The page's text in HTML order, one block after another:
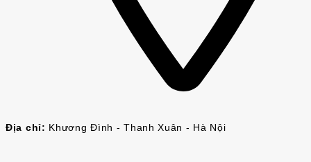
Địa chỉ: Khương Đình - Thanh Xuân - Hà Nội